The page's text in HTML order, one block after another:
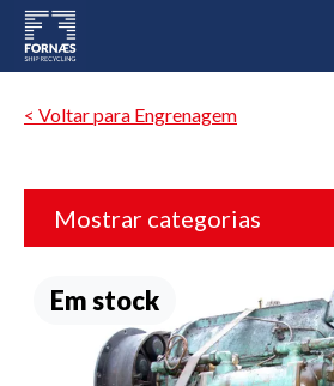
< Voltar para Engrenagem
Mostrar categorias
Em stock